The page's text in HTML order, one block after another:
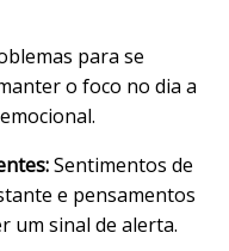
para se
o foco no dia a
Sentimentos de
e pensamentos
um sinal de alerta.